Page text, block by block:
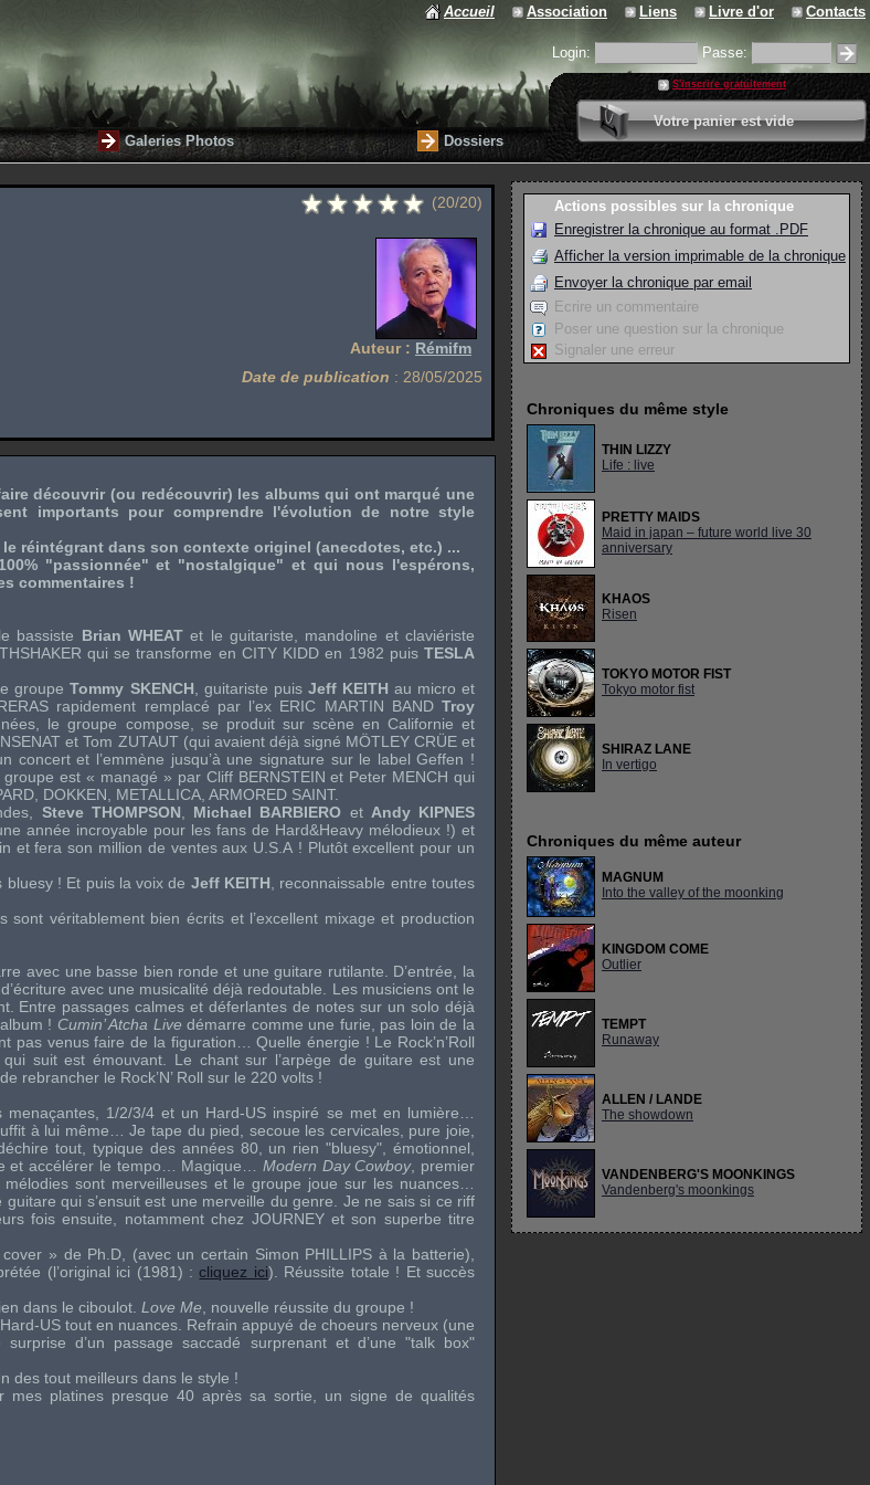
Accueil Association Liens Livre d'or Contacts
Login: Passe:
S'inscrire gratuitement
Votre panier est vide
0 article
Valider votre panier
Galeries Photos Dossiers
(20/20)
Auteur : Rémifm
Date de publication : 28/05/2025
découvrir (ou redécouvrir) les albums qui ont marqué une
importants pour comprendre l'évolution de notre style
réintégrant dans son contexte originel (anecdotes, etc.) ...
"passionnée" et "nostalgique" et qui nous l'espérons,
commentaires !
bassiste Brian WHEAT et le guitariste, mandoline et claviériste
qui se transforme en CITY KIDD en 1982 puisTESLA
groupeTommy SKENCH , guitariste puis Jeff KEITH au micro et
rapidement remplacé par l’ex ERIC MARTIN BAND Troy
le groupe compose, se produit sur scène en Californie et
etTom ZUTAUT(qui avaient déjà signé MÖTLEY CRÜEet
concert et l’emmène jusqu’à une signature sur le labelGeffen !
groupe est « managé » par Cliff BERNSTEIN et Peter MENCH qui
DOKKEN METALLICA ARMORED SAINT.
Steve THOMPSON Michael BARBIERO et Andy KIPNES
année incroyable pour les fans de Hard&Heavy mélodieux !) et
et fera son million de ventes aux U.S.A ! Plutôt excellent pour un
bluesy ! Et puis la voix de Jeff KEITH , reconnaissable entre toutes
véritablement bien écrits et l’excellent mixage et production
avec une basse bien ronde et une guitare rutilante. D’entrée, la
avec une musicalité déjà redoutable. Les musiciens ont le
Entre passages calmes et déferlantes de notes sur un solo déjà
! Cumin’ Atcha Live démarre comme une furie, pas loin de la
pas venus faire de la figuration… Quelle énergie ! Le Rock’n’Roll
qui suit est émouvant. Le chant sur l’arpège de guitare est une
rebrancher le Rock’N’ Roll sur le 220 volts !
menaçantes, 1/2/3/4 et un Hard-US inspiré se met en lumière…
à lui même… Je tape du pied, secoue les cervicales, pure joie,
tout, typique des années 80, un rien "bluesy", émotionnel,
et accélérer le tempo… Magique… Modern Day Cowboy, premier
sont merveilleuses et le groupe joue sur les nuances…
qui s’ensuit est une merveille du genre. Je ne sais si ce riff
fois ensuite, notamment chez JOURNEYet son superbe titre
» de Ph.D , (avec un certain Simon PHILLIPS à la batterie),
(l’original ici (1981) :cliquez ici). Réussite totale ! Et succès
dans le ciboulot. Love Me , nouvelle réussite du groupe !
US tout en nuances. Refrain appuyé de choeurs nerveux (une
d’un passage saccadé surprenant et d’une "talk box"
des tout meilleurs dans le style !
platines presque 40 après sa sortie, un signe de qualités
Actions possibles sur la chronique
Enregistrer la chronique au format .PDF
Afficher la version imprimable de la chronique
Envoyer la chronique par email
Ecrire un commentaire
Poser une question sur la chronique
Signaler une erreur
Chroniques du même style
THIN LIZZY
Life : live
PRETTY MAIDS
Maid in japan – future world live 30
anniversary
KHAOS
Risen
TOKYO MOTOR FIST
Tokyo motor fist
SHIRAZ LANE
In vertigo
Chroniques du même auteur
MAGNUM
Into the valley of the moonking
KINGDOM COME
Outlier
TEMPT
Runaway
ALLEN / LANDE
The showdown
VANDENBERG'S MOONKINGS
Vandenberg's moonkings